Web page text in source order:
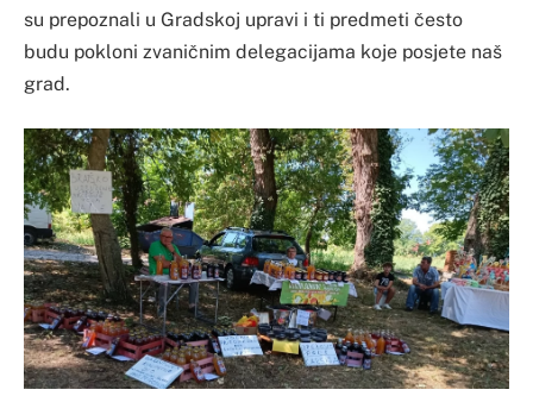
su prepoznali u Gradskoj upravi i ti predmeti često
budu pokloni zvaničnim delegacijama koje posjete naš
grad.